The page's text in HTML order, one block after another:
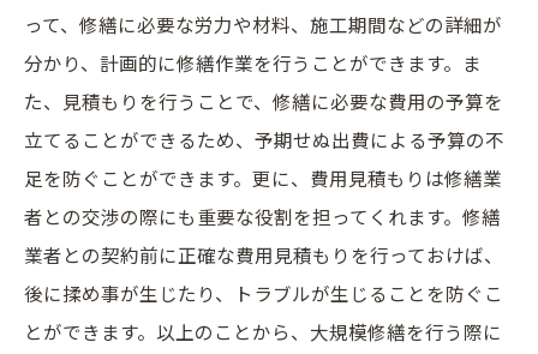
って、修繕に必要な労力や材料、施工期間などの詳細が
分かり、計画的に修繕作業を行うことができます。ま
た、見積もりを行うことで、修繕に必要な費用の予算を
立てることができるため、予期せぬ出費による予算の不
足を防ぐことができます。更に、費用見積もりは修繕業
者との交渉の際にも重要な役割を担ってくれます。修繕
業者との契約前に正確な費用見積もりを行っておけば、
後に揉め事が生じたり、トラブルが生じることを防ぐこ
とができます。以上のことから、大規模修繕を行う際に